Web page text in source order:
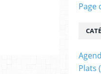
Page
Plats